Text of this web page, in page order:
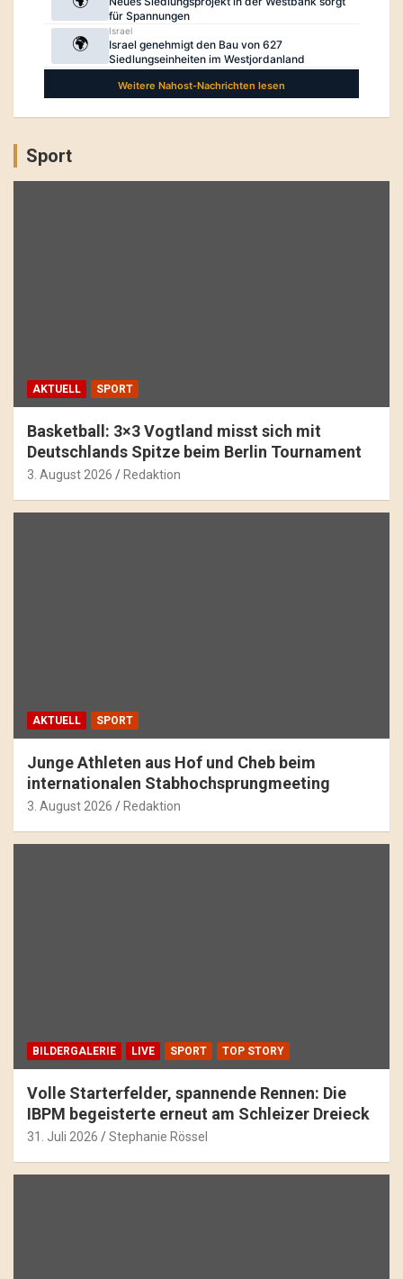
Sport
AKTUELL SPORT
Basketball: 3×3 Vogtland misst sich mit
Deutschlands Spitze beim Berlin Tournament
3. August 2026 Redaktion
AKTUELL SPORT
Junge Athleten aus Hof und Cheb beim
internationalen Stabhochsprungmeeting
3. August 2026 Redaktion
BILDERGALERIE LIVE SPORT TOP STORY
Volle Starterfelder, spannende Rennen: Die
IBPM begeisterte erneut am Schleizer Dreieck
31. Juli 2026 Stephanie Rössel